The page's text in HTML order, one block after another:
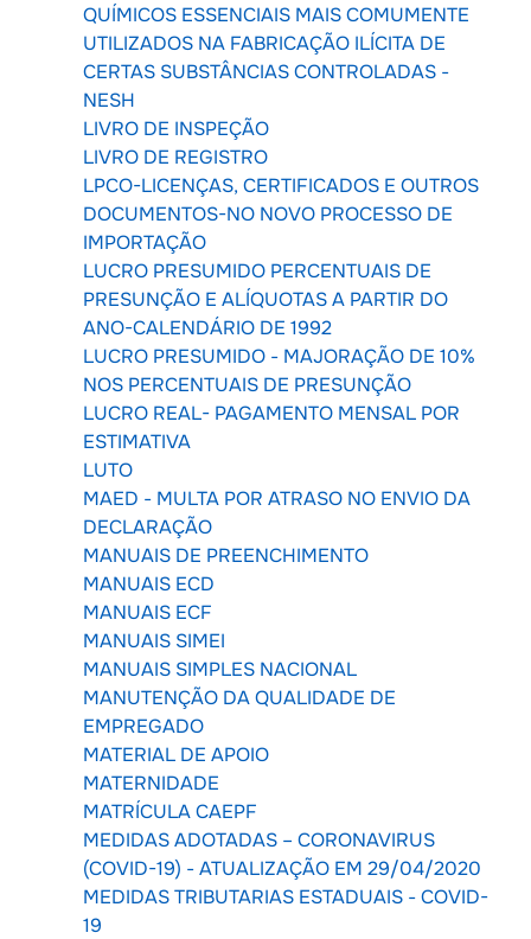
QUÍMICOS ESSENCIAIS MAIS COMUMENTE
UTILIZADOS NA FABRICAÇÃO ILÍCITA DE
CERTAS SUBSTÂNCIAS CONTROLADAS -
NESH
LIVRO DE INSPEÇÃO
LIVRO DE REGISTRO
LPCO-LICENÇAS, CERTIFICADOS E OUTROS
DOCUMENTOS-NO NOVO PROCESSO DE
IMPORTAÇÃO
LUCRO PRESUMIDO PERCENTUAIS DE
PRESUNÇÃO E ALÍQUOTAS A PARTIR DO
ANO-CALENDÁRIO DE 1992
LUCRO PRESUMIDO - MAJORAÇÃO DE 10%
NOS PERCENTUAIS DE PRESUNÇÃO
LUCRO REAL- PAGAMENTO MENSAL POR
ESTIMATIVA
LUTO
MAED - MULTA POR ATRASO NO ENVIO DA
DECLARAÇÃO
MANUAIS DE PREENCHIMENTO
MANUAIS ECD
MANUAIS ECF
MANUAIS SIMEI
MANUAIS SIMPLES NACIONAL
MANUTENÇÃO DA QUALIDADE DE
EMPREGADO
MATERIAL DE APOIO
MATERNIDADE
MATRÍCULA CAEPF
MEDIDAS ADOTADAS – CORONAVIRUS
(COVID-19) - ATUALIZAÇÃO EM 29/04/2020
MEDIDAS TRIBUTARIAS ESTADUAIS - COVID-
19